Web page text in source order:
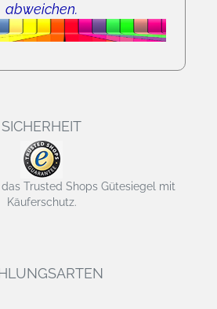
abweichen.
SICHERHEIT
Trusted Shops Gütesiegel mit
Käuferschutz.